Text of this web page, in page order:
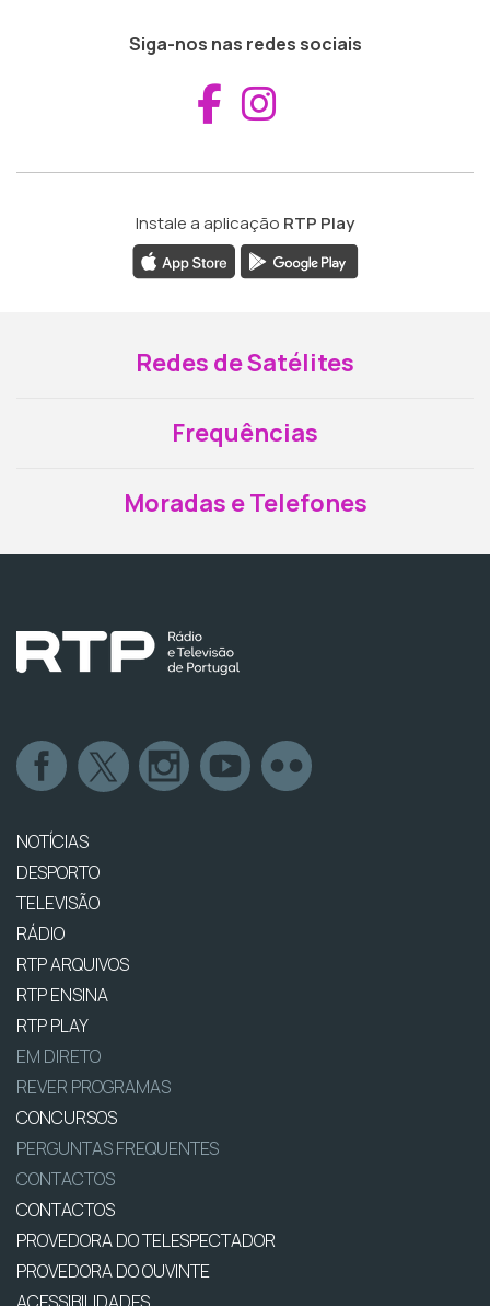
Siga-nos nas redes sociais
Aceder ao
Instale a aplicação RTP Play
Redes de Satélites
Frequências
Moradas e Telefones
NOTÍCIAS
DESPORTO
TELEVISÃO
RÁDIO
RTP ARQUIVOS
RTP ENSINA
RTP PLAY
EM DIRETO
REVER PROGRAMAS
CONCURSOS
PERGUNTAS FREQUENTES
CONTACTOS
CONTACTOS
PROVEDORA DO TELESPECTADOR
PROVEDORA DO OUVINTE